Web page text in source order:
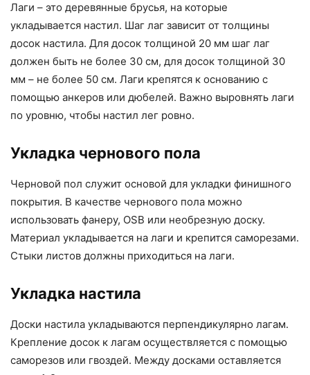
Лаги – это деревянные брусья, на которые
укладывается настил. Шаг лаг зависит от толщины
досок настила. Для досок толщиной 20 мм шаг лаг
должен быть не более 30 см, для досок толщиной 30
мм – не более 50 см. Лаги крепятся к основанию с
помощью анкеров или дюбелей. Важно выровнять лаги
по уровню, чтобы настил лег ровно.
Укладка чернового пола
Черновой пол служит основой для укладки финишного
покрытия. В качестве чернового пола можно
использовать фанеру, OSB или необрезную доску.
Материал укладывается на лаги и крепится саморезами.
Стыки листов должны приходиться на лаги.
Укладка настила
Доски настила укладываются перпендикулярно лагам.
Крепление досок к лагам осуществляется с помощью
саморезов или гвоздей. Между досками оставляется